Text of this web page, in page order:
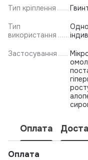
Тип кріплення
Тип
використання
Застосування
Оплата
Оплата